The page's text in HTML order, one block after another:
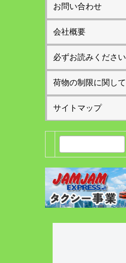
お問い合わせ
会社概要
必ずお読みください
荷物の制限に関して
サイトマップ